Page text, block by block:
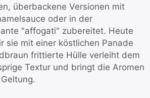
überbackene Versionen mit
oder in der
"affogati" zubereitet. Heute
sie mit einer köstlichen Panade
frittierte Hülle verleiht dem
Textur und bringt die Aromen